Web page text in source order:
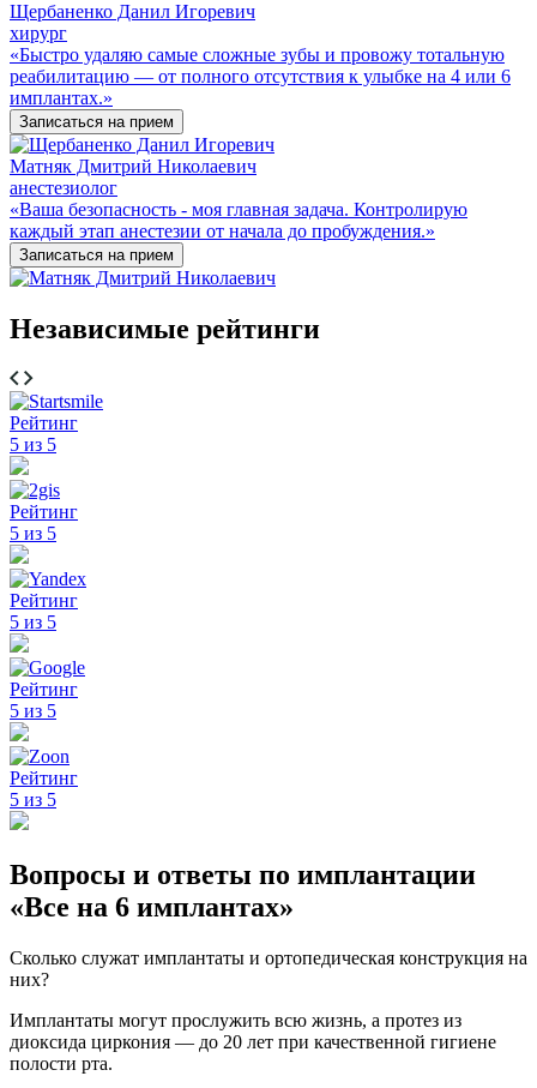
Щербаненко Данил Игоревич
хирург
«Быстро удаляю самые сложные зубы и провожу тотальную
реабилитацию — от полного отсутствия к улыбке на 4 или 6
имплантах.»
Записаться на прием
Матняк Дмитрий Николаевич
анестезиолог
«Ваша безопасность - моя главная задача. Контролирую
каждый этап анестезии от начала до пробуждения.»
Записаться на прием
Независимые рейтинги
Рейтинг
5 из 5
Рейтинг
5 из 5
Рейтинг
5 из 5
Рейтинг
5 из 5
Рейтинг
5 из 5
Вопросы и ответы по имплантации
«Все на 6 имплантах»
Сколько служат имплантаты и ортопедическая конструкция на
них?
Имплантаты могут прослужить всю жизнь, а протез из
диоксида циркония — до 20 лет при качественной гигиене
полости рта.